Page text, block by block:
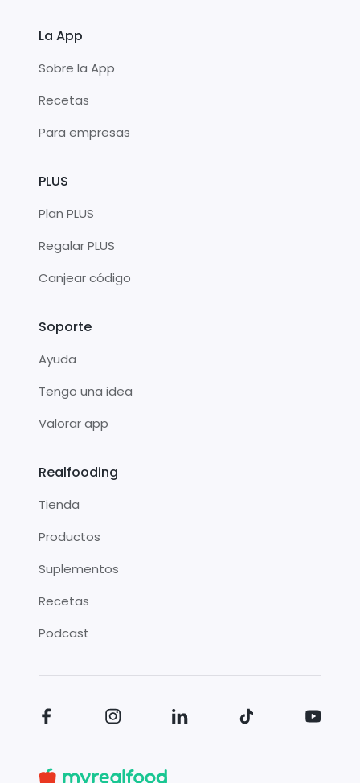
La App
Sobre la App
Recetas
Para empresas
PLUS
Plan PLUS
Regalar PLUS
Canjear código
Soporte
Ayuda
Tengo una idea
Valorar app
Realfooding
Tienda
Productos
Suplementos
Recetas
Podcast